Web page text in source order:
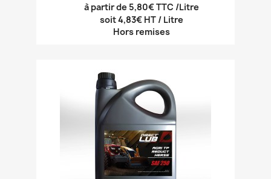
à partir de 5,80€ TTC /Litre
soit 4,83€ HT / Litre
Hors remises